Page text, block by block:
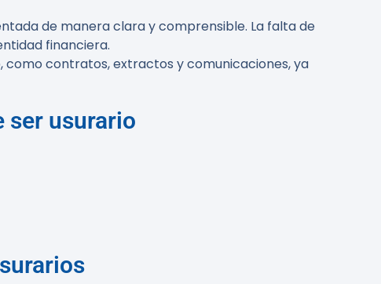
de manera clara y comprensible. La falta de
financiera.
contratos, extractos y comunicaciones, ya
ser usurario